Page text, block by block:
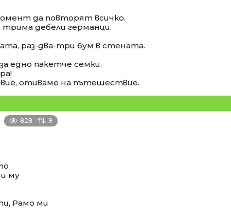
да повторят всичко.
трима дебели германци.
раз-два-три бум в стената.
едно пакетче семки.
отиваме на пътешествие.
828 9
му
Рамо ми